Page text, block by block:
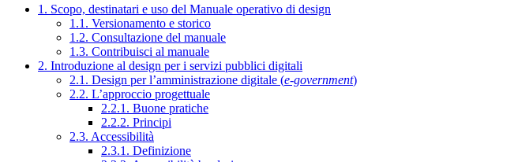
1. Scopo, destinatari e uso del Manuale operativo di design
1.1. Versionamento e storico
1.2. Consultazione del manuale
1.3. Contribuisci al manuale
2. Introduzione al design per i servizi pubblici digitali
2.1. Design per l’amministrazione digitale (e-government)
2.2. L’approccio progettuale
2.2.1. Buone pratiche
2.2.2. Principi
2.3. Accessibilità
2.3.1. Definizione